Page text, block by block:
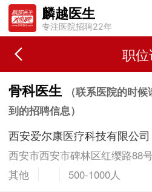
麟越医生
专注医院招聘22年
职
骨科医生
（联系医院的时
到的招聘信息）
西安爱尔康医疗科技有限公司
西安市西安市碑林区红缨路88
其他
500-1000人